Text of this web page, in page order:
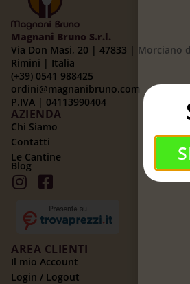
Magnani Bruno S.r.l.
Via Don Masi, 20 | 47833 | Morciano
Rimini | Italia
(+39) 0541 988425
ordini@magnanibruno.com
P.IVA | 04113990404
AZIENDA
Chi Siamo
Contatti
Le Cantine
Blog
AREA CLIENTI
Il mio Account
Login / Logout